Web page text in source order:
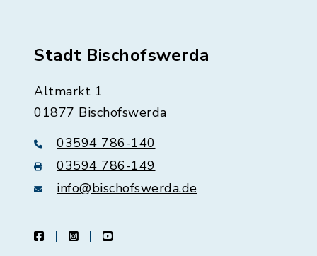
Stadt Bischofswerda
Altmarkt 1
01877 Bischofswerda
03594 786-140
03594 786-149
info@bischofswerda.de
facebookinstagramyoutube